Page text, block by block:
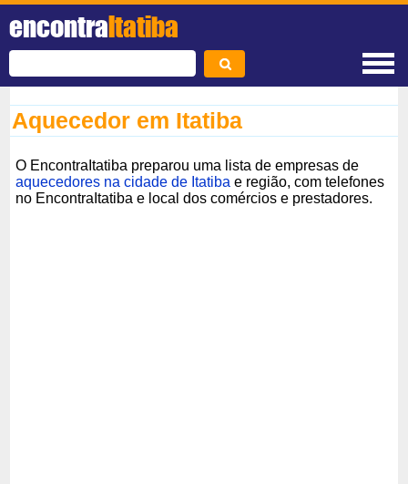
encontraItatiba
Aquecedor em Itatiba
O EncontraItatiba preparou uma lista de empresas de
aquecedores na cidade de Itatiba e região, com telefones
no EncontraItatiba e local dos comércios e prestadores.